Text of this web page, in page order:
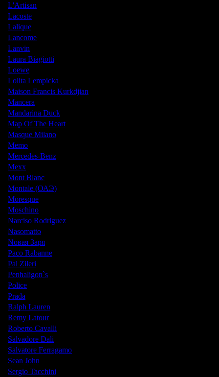
L'Artisan
Lacoste
Lalique
Lancome
Lanvin
Laura Biagiotti
Loewe
Lolita Lempicka
Maison Francis Kurkdjian
Mancera
Mandarina Duck
Map Of The Heart
Masque Milano
Memo
Mercedes-Benz
Mexx
Mont Blanc
Montale (ОАЭ)
Moresque
Moschino
Narciso Rodriguez
Nasomatto
Nовая Заря
Paco Rabanne
Pal Zileri
Penhaligon`s
Police
Prada
Ralph Lauren
Remy Latour
Roberto Cavalli
Salvadore Dali
Salvatore Ferragamo
Sean John
Sergio Tacchini